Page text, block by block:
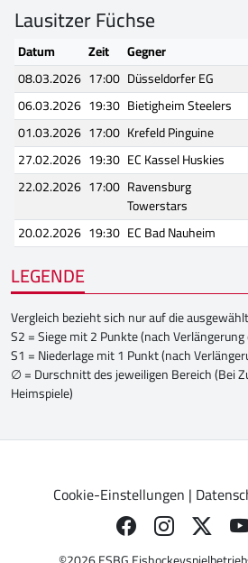
Lausitzer Füchse
Datum Zeit Gegner
08.03.2026 17:00 Düsseldorfer EG
06.03.2026 19:30 Bietigheim Steelers
01.03.2026 17:00 Krefeld Pinguine
27.02.2026 19:30 EC Kassel Huskies
22.02.2026 17:00 Ravensburg
Towerstars
20.02.2026 19:30 EC Bad Nauheim
LEGENDE
Vergleich bezieht sich nur auf die
S2 = Siege mit 2 Punkte (nach
S1 = Niederlage mit 1 Punkt (nach
∅ = Durschnitt des jeweiligen Bereich (Bei
Heimspiele)
Cookie-Einstellungen |